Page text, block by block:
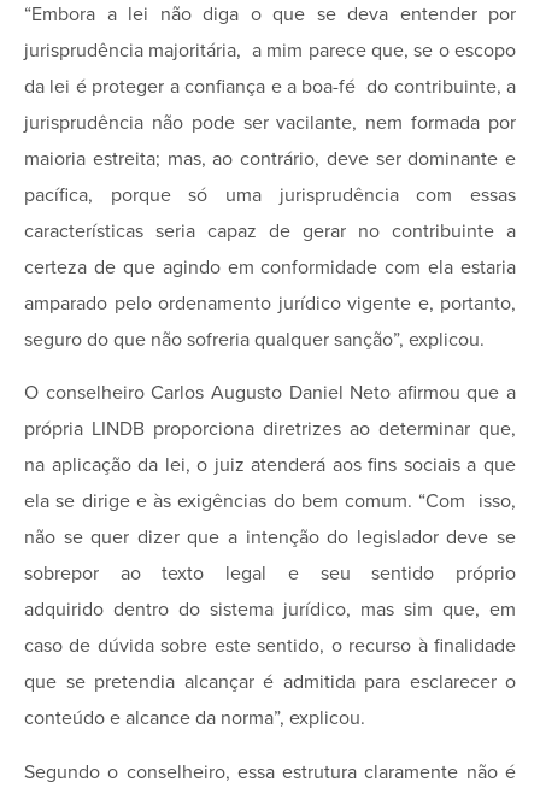
“Embora a lei não diga o que se deva entender por
jurisprudência majoritária, a mim parece que, se o escopo
da lei é proteger a confiança e a boa-­fé do contribuinte, a
jurisprudência não pode ser vacilante, nem formada por
maioria estreita; mas, ao contrário, deve ser dominante e
pacífica, porque só uma jurisprudência com essas
características seria capaz de gerar no contribuinte a
certeza de que agindo em conformidade com ela estaria
amparado pelo ordenamento jurídico vigente e, portanto,
seguro do que não sofreria qualquer sanção”, explicou.
O conselheiro Carlos Augusto Daniel Neto afirmou que a
própria LINDB proporciona diretrizes ao determinar que,
na aplicação da lei, o juiz atenderá aos fins sociais a que
ela se dirige e às exigências do bem comum. “Com isso,
não se quer dizer que a intenção do legislador deve se
sobrepor ao texto legal e seu sentido próprio
adquirido dentro do sistema jurídico, mas sim que, em
caso de dúvida sobre este sentido, o recurso à finalidade
que se pretendia alcançar é admitida para esclarecer o
conteúdo e alcance da norma”, explicou.
Segundo o conselheiro, essa estrutura claramente não é